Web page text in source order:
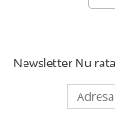
Markere /
Radiere
Creioane
Newsletter Nu